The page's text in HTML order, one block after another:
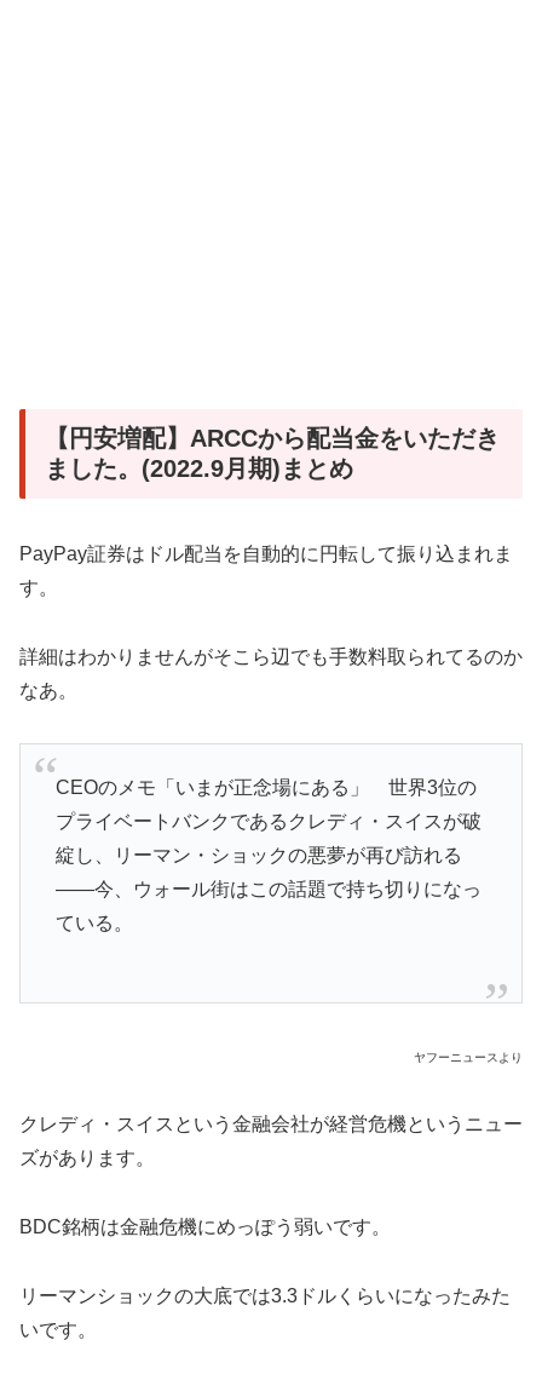
【円安増配】ARCCから配当金をいただき
ました。(2022.9月期)まとめ
PayPay証券はドル配当を自動的に円転して振り込まれま
す。
詳細はわかりませんがそこら辺でも手数料取られてるのか
なあ。
CEOのメモ「いまが正念場にある」 世界3位の
プライベートバンクであるクレディ・スイスが破
綻し、リーマン・ショックの悪夢が再び訪れる
――今、ウォール街はこの話題で持ち切りになっ
ている。
ヤフーニュースより
クレディ・スイスという金融会社が経営危機というニュー
ズがあります。
BDC銘柄は金融危機にめっぽう弱いです。
リーマンショックの大底では3.3ドルくらいになったみた
いです。